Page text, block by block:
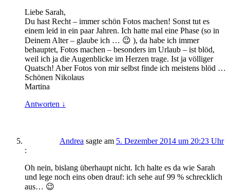
Liebe Sarah,
Du hast Recht – immer schön Fotos machen! Sonst tut es
einem leid in ein paar Jahren. Ich hatte mal eine Phase (so in
Deinem Alter – glaube ich … 😉 ), da habe ich immer
behauptet, Fotos machen – besonders im Urlaub – ist blöd,
weil ich ja die Augenblicke im Herzen trage. Ist ja völliger
Quatsch! Aber Fotos von mir selbst finde ich meistens blöd …
Schönen Nikolaus
Martina
Antworten ↓
Andrea sagte am 5. Dezember 2014 um 20:23 Uhr
:
Oh nein, bislang überhaupt nicht. Ich halte es da wie Sarah
und lege noch eins oben drauf: ich sehe auf 99 % schrecklich
aus… 😉